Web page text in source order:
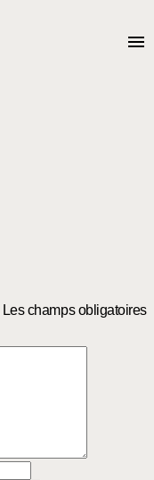
Les champs obligatoires